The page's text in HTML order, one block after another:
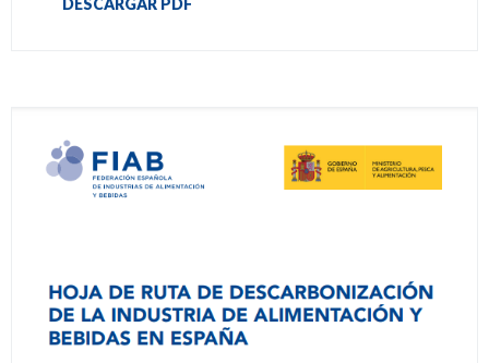
DESCARGAR PDF